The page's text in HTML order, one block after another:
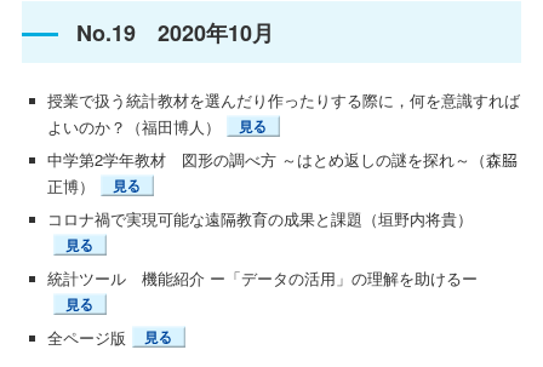
No.19 2020年10月
授業で扱う統計教材を選んだり作ったりする際に，何を意識すれば
よいのか？（福田博人）
中学第2学年教材 図形の調べ方 ～はとめ返しの謎を探れ～（森𦚰
正博）
コロナ禍で実現可能な遠隔教育の成果と課題（垣野内将貴）
統計ツール 機能紹介 ー「データの活用」の理解を助けるー
全ページ版